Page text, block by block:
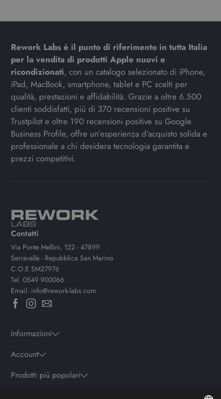
Rework Labs è il punto di riferimento in tutta Italia
per la vendita di prodotti Apple nuovi e
ricondizionati, con un catalogo selezionato di iPhone,
iPad, MacBook, smartphone, tablet e PC scelti per
qualità, prestazioni e affidabilità. Grazie a oltre 6.500
clienti soddisfatti, più di 370 recensioni positive su
Trustpilot e oltre 190 recensioni positive su Google
Business Profile, offre un’esperienza d’acquisto solida e
professionale a chi desidera tecnologia garantita e
prezzi competitivi.
Contatti
Via Ponte Mellini, 122 - 47899
Serravalle - Repubblica San Marino
C.O.E SM27976
Tel.0549 900066
Email. info@rework-labs.com
Informazioni
Account
Prodotti più popolari